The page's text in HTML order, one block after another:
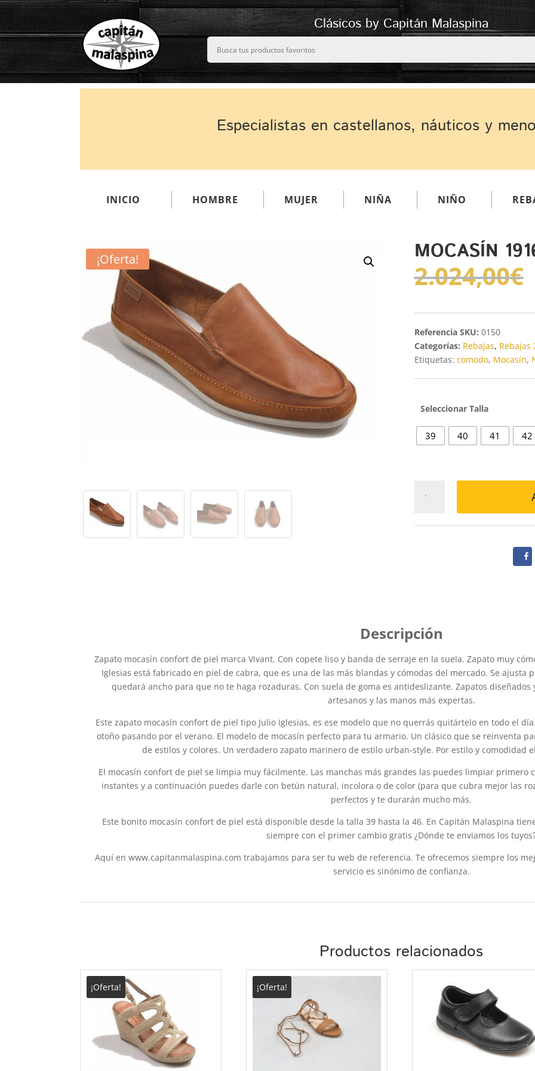
Clásicos by Capitán Malaspina
Especialistas en castellanos, náuticos y
INICIO HOMBRE MUJER NIÑA NIÑO
¡Oferta! MOCASÍN
2.024,00€
Talla
39 40 41 42
cantidad
SKU: 0150
Categorías: Rebajas, Rebajas
Etiquetas: comodo, Mocasín,
Zapato mocasín confort de piel marca Vivant. Con copete liso y banda de serraje en la suela. Zapato muy
Iglesias está fabricado en piel de cabra, que es una de las más blandas y cómodas del mercado. Se
quedará ancho para que no te haga rozaduras. Con suela de goma es antideslizante. Zapatos
artesanos y las manos más expertas.
Este zapato mocasín confort de piel tipo Julio Iglesias, es ese modelo que no querrás quitártelo en todo el
otoño pasando por el verano. El modelo de mocasín perfecto para tu armario. Un clásico que se reinventa
de estilos y colores. Un verdadero zapato marinero de estilo urban-style. Por estilo y comodidad
El mocasín confort de piel se limpia muy fácilmente. Las manchas más grandes las puedes limpiar primero
instantes y a continuación puedes darle con betún natural, incolora o de color (para que cubra mejor las
perfectos y te durarán mucho más.
Este bonito mocasín confort de piel está disponible desde la talla 39 hasta la 46. En Capitán Malaspina
siempre con el primer cambio gratis ¿Dónde te enviamos los
Aquí en www.capitanmalaspina.com trabajamos para ser tu web de referencia. Te ofrecemos siempre los
servicio es sinónimo de confianza.
Productos relacionados
¡Oferta! ¡Oferta!